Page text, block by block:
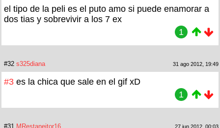
el tipo de la peli es el puto amo si puede enamorar a
dos tias y sobrevivir a los 7 ex
1
#32 s325diana 31 ago 2012, 19:49
#3 es la chica que sale en el gif xD
1
#31 MRestaneitor16 27 jun 2012, 00:03